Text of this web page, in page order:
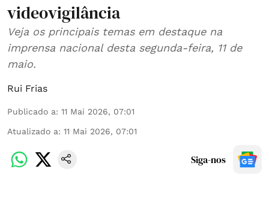
videovigilância
Veja os principais temas em destaque na
imprensa nacional desta segunda-feira, 11 de
maio.
Rui Frias
Publicado a: 11 Mai 2026, 07:01
Atualizado a: 11 Mai 2026, 07:01
Siga-nos